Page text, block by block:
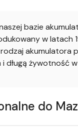
bazie
w latach
akumulatora
żywotność
do